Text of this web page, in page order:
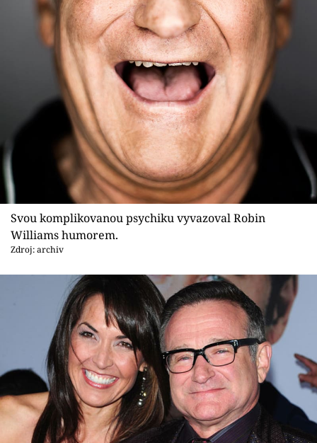
Svou komplikovanou psychiku vyvazoval Robin
Williams humorem.
Zdroj: archiv